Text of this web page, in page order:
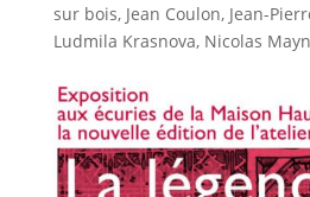
sur bois, Jean Coulon, Jean-
Ludmila Krasnova, Nicolas